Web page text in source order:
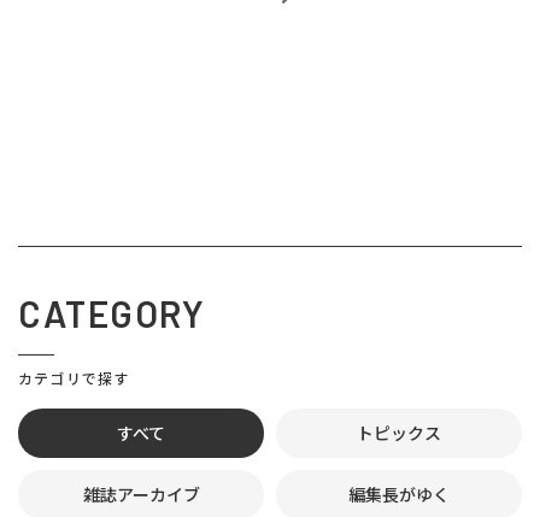
CATEGORY
カテゴリで探す
すべて トピックス
雑誌アーカイブ 編集長がゆく